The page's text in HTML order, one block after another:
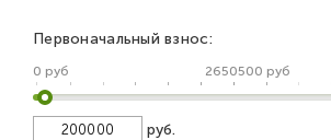
Первоначальный взнос:
0 руб 2650500 руб
руб.